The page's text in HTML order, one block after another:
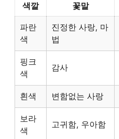
색깔 꽃말
파란
색
진정한 사랑, 마
법
핑크
색
감사
흰색 변함없는 사랑
보라
색
고귀함, 우아함